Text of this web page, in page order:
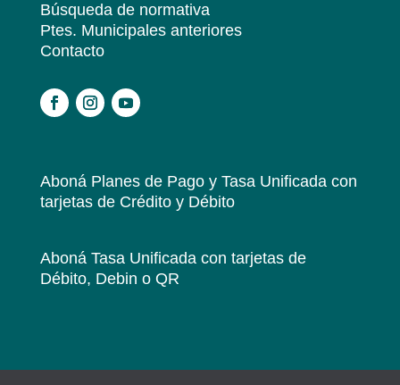
Búsqueda de normativa
Ptes. Municipales anteriores
Contacto
Aboná Planes de Pago y Tasa Unificadacon
tarjetas de Crédito y Débito
Aboná Tasa Unificadacon tarjetas de
Débito, Debin o QR